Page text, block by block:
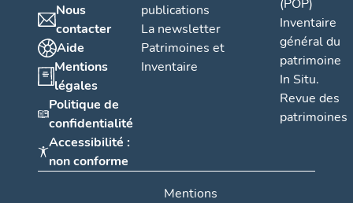
Nous
contacter
Aide
Mentions
légales
Politique de
confidentialité
Accessibilité :
non conforme
publications
La newsletter
Patrimoines et
Inventaire
(POP)
Inventaire
général du
patrimoine
In Situ.
Revue des
patrimoines
Mentions